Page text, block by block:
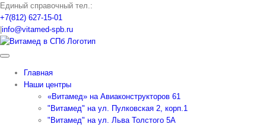
Skip
to
content
Единый справочный тел.:
+7(812) 627-15-01
info@vitamed-spb.ru
Главная
Наши центры
«Витамед» на Авиаконструкторов 61
"Витамед" на ул. Пулковская 2, корп.1
"Витамед" на ул. Льва Толстого 5А